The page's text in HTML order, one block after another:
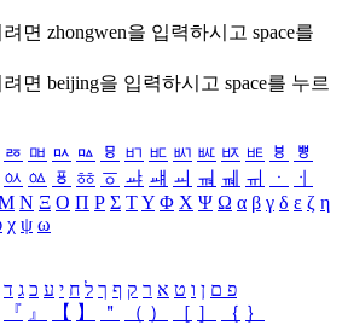
면 zhongwen을 입력하시고 space를
면 beijing을 입력하시고 space를 누르
ㅭ ㅮ ㅯ ㅰ ㅱ ㅲ ㅳ ㅴ ㅵ ㅶ ㅷ ㅸ
ㅹ
ㆂ ㆃ ㆄ ㆅ ㆆ ㆇ ㆈ ㆉ ㆊ ㆋ ㆌ ㆍ
ㆎ
Ν Ξ Ο Π Ρ Σ ΤΥ Φ Χ Ψ Ω α β γ δ ε ζ η
χ ψ ω
פ ם ן ו ט א ר ק ף ך ל ח י ע כ ג ד
『 』 【 】 ＂ （ ） ［ ］ ｛ ｝